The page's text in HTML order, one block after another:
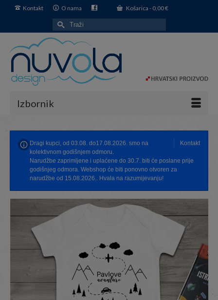
Kontakt O nama Košarica - 0,00€
Search
for:
Izbornik
Kontakt
Dragi kupci, od 03.08. do17.08.2026. smo na
kolektivnom godišnjem odmoru.
Narudžbe zaprimljene i uplaćene do 30.7. biti će poslane prije
godišnjeg odmora. Webshop će biti ponovno otvoren za
narudžbe od 15.08.2026.. Hvala na razumijevanju!